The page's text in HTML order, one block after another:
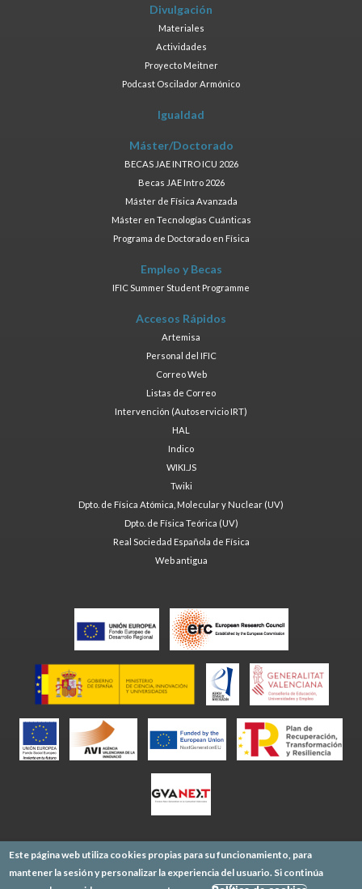
Divulgación
Materiales
Actividades
Proyecto Meitner
Podcast Oscilador Armónico
Igualdad
Máster/Doctorado
BECAS JAE INTRO ICU 2026
Becas JAE Intro 2026
Máster de Física Avanzada
Máster en Tecnologías Cuánticas
Programa de Doctorado en Física
Empleo y Becas
IFIC Summer Student Programme
Accesos Rápidos
Artemisa
Personal del IFIC
Correo Web
Listas de Correo
Intervención (Autoservicio IRT)
HAL
Indico
WIKI.JS
Twiki
Dpto. de Física Atómica, Molecular y Nuclear (UV)
Dpto. de Física Teórica (UV)
Real Sociedad Española de Física
Web antigua
Este página web utiliza cookies propias para su funcionamiento, para
mantener la sesión y personalizar la experiencia del usuario. Si continúa